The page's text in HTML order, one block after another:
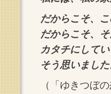
だからこそ、
だからこそ、
カタチにして
そう思いまし
（「ゆきつぼ